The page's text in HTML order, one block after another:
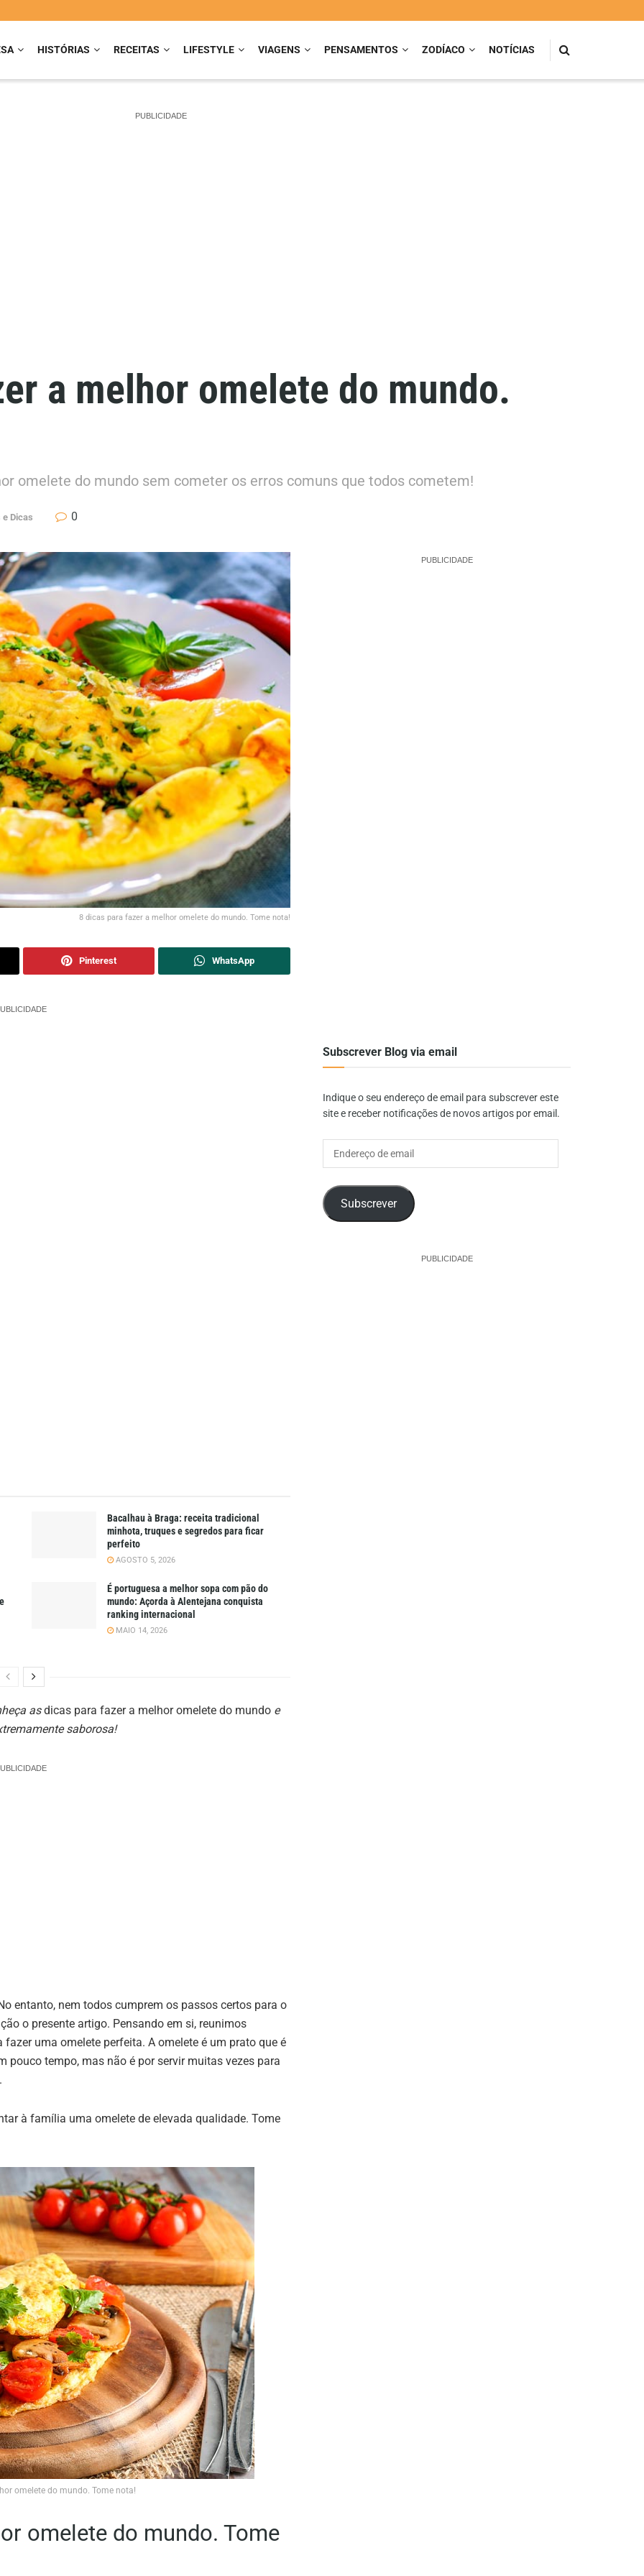
HISTÓRIAS RECEITAS LIFESTYLE VIAGENS PENSAMENTOS ZODÍACO NOTÍCIAS
PUBLICIDADE
a melhor omelete do mundo.
omelete do mundo sem cometer os erros comuns que todos cometem!
Dicas 0
8 dicas para fazer a melhor omelete do mundo. Tome nota!
Pinterest WhatsApp
Bacalhau à Braga: receita tradicional
minhota, truques e segredos para ficar
perfeito
AGOSTO 5, 2026
É portuguesa a melhor sopa com pão do
mundo: Açorda à Alentejana conquista
ranking internacional
MAIO 14, 2026
asdicas para fazer a melhor omelete do mundo e
saborosa!
entanto, nem todos cumprem os passos certos para o
o presente artigo. Pensando em si, reunimos
uma omelete perfeita. A omelete é um prato que é
pouco tempo, mas não é por servir muitas vezes para
à família uma omelete de elevada qualidade. Tome
omelete do mundo. Tome nota!
omelete do mundo. Tome
PUBLICIDADE
Subscrever Blog via email
Indique o seu endereço de email para subscrever este
site e receber notificações de novos artigos por email.
Subscrever
PUBLICIDADE